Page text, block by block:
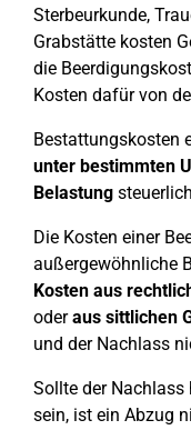
Sterbeurkunde,
Grabstätte kosten
die
Kosten dafür von
Bestattungskosten
unter bestimmten
Belastung
Die Kosten einer
außergewöhnliche
Kosten aus
oderaus sittlichen
und der Nachlass
Sollte der
sein, ist ein Abzug